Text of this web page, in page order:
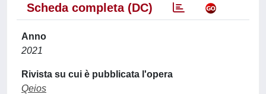
Scheda completa (DC)
Anno
2021
Rivista su cui è pubblicata l'opera
Qeios